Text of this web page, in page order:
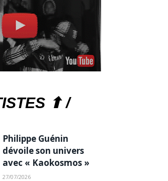
⬆ /
Philippe Guénin
dévoile son univers
avec « Kaokosmos »
27/07/2026